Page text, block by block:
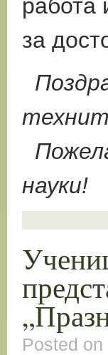
работа
за
науки!
Posted